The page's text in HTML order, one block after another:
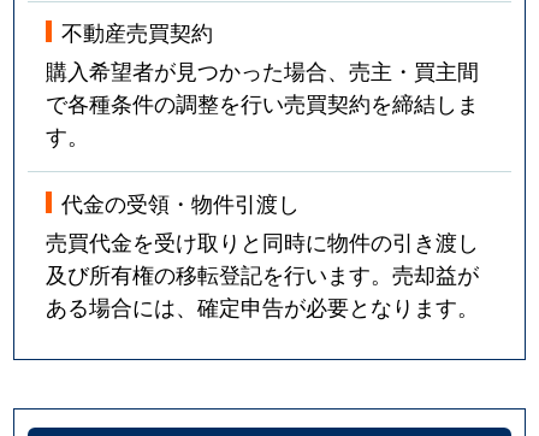
不動産売買契約
購入希望者が見つかった場合、売主・買主間
で各種条件の調整を行い売買契約を締結しま
す。
代金の受領・物件引渡し
売買代金を受け取りと同時に物件の引き渡し
及び所有権の移転登記を行います。売却益が
ある場合には、確定申告が必要となります。